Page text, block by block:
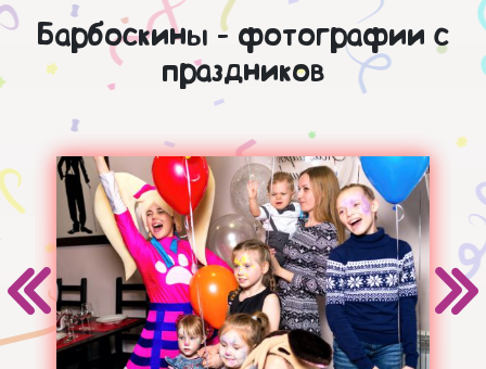
Барбоскины - фотографии с
праздников